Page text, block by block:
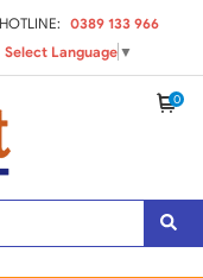
HOTLINE:
0389 133 966
Select Language ▼
0